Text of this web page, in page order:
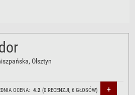
, Olsztyn
OCENA:4.2 (0 RECENZJI,6 GŁOSÓW) +